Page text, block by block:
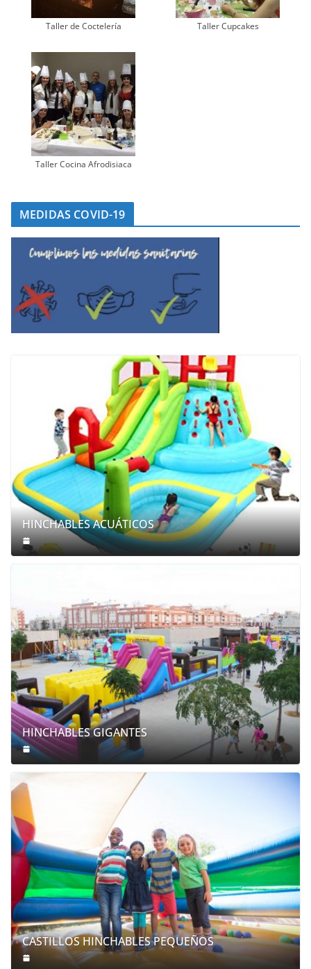
Taller de Coctelería Taller Cupcakes
Taller Cocina Afrodisiaca
MEDIDAS COVID-19
HINCHABLES ACUÁTICOS
HINCHABLES GIGANTES
CASTILLOS HINCHABLES PEQUEÑOS